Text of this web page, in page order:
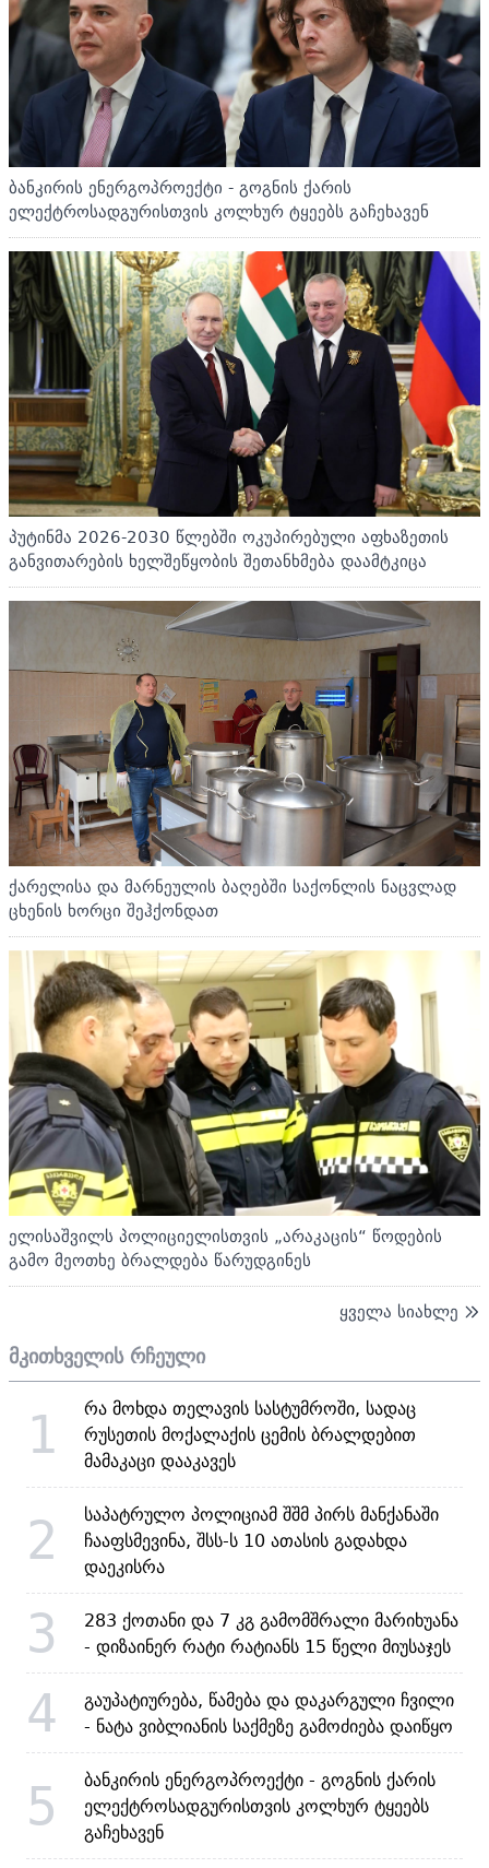
ბანკირის ენერგოპროექტი - გოგნის ქარის
ელექტროსადგურისთვის კოლხურ ტყეებს გაჩეხავენ
პუტინმა 2026-2030 წლებში ოკუპირებული აფხაზეთის
განვითარების ხელშეწყობის შეთანხმება დაამტკიცა
ქარელისა და მარნეულის ბაღებში საქონლის ნაცვლად
ცხენის ხორცი შეჰქონდათ
ელისაშვილს პოლიციელისთვის „არაკაცის“ წოდების
გამო მეოთხე ბრალდება წარუდგინეს
ყველა სიახლე
მკითხველის რჩეული
1
რა მოხდა თელავის სასტუმროში, სადაც
რუსეთის მოქალაქის ცემის ბრალდებით
მამაკაცი დააკავეს
2
საპატრულო პოლიციამ შშმ პირს მანქანაში
ჩააფსმევინა, შსს-ს 10 ათასის გადახდა
დაეკისრა
3
283 ქოთანი და 7 კგ გამომშრალი მარიხუანა
- დიზაინერ რატი რატიანს 15 წელი მიუსაჯეს
4
გაუპატიურება, წამება და დაკარგული ჩვილი
- ნატა ვიბლიანის საქმეზე გამოძიება დაიწყო
5
ბანკირის ენერგოპროექტი - გოგნის ქარის
ელექტროსადგურისთვის კოლხურ ტყეებს
გაჩეხავენ